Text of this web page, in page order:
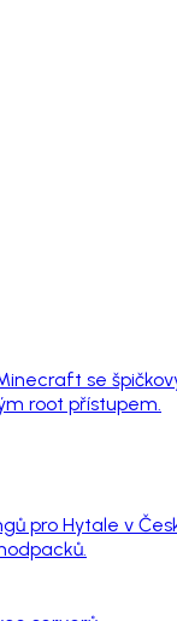
se
root přístupem.
pro Hytale v